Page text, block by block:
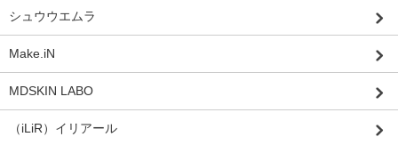
シュウウエムラ
Make.iN
MDSKIN LABO
（iLiR）イリアール